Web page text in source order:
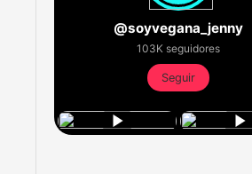
@soyvegana_jenny
103K seguidores
Seguir